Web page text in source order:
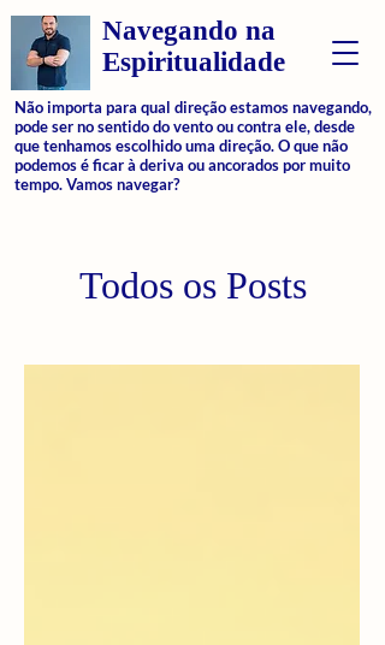
Navegando na
Espiritualidade
Não importa para qual direção estamos navegando,
pode ser no sentido do vento ou contra ele, desde
que tenhamos escolhido uma direção. O que não
podemos é ficar à deriva ou ancorados por muito
tempo. Vamos navegar?
Todos os Posts